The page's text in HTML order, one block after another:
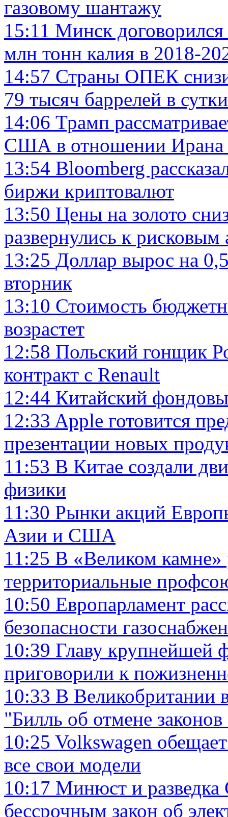
газовому шантажу
15:11 Минск
млн тонн калия в 2018-
14:57 Страны ОПЕК
79 тысяч баррелей в сутки
14:06 Трамп
США в отношении Ирана
13:54 Bloomberg
биржи криптовалют
13:50 Цены на золото
развернулись к рисковым
13:25 Доллар вырос на
вторник
13:10 Стоимость
возрастет
12:58 Польский гонщик
контракт с Renault
12:44 Китайский
12:33 Apple готовится
презентации новых
11:53 В Китае создали
физики
11:30 Рынки акций
Азии и США
11:25 В «Великом камне»
территориальные
10:50 Европарламент
безопасности
10:39 Главу крупнейшей
приговорили к
10:33 В Великобритании
"Билль об отмене
10:25 Volkswagen
все свои модели
10:17 Минюст и
бессрочным закон об